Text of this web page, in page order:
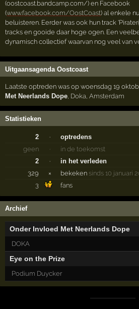
(oostcoast.bandcamp.com/) en Facebook
(www.facebook.com/OostCoast) al enkele
beluisteren. Eerder was ook hun track
tracks en gooide daar hoge ogen. Een
dynamisch collectief waarvan nog veel van
Uitgaansagenda Oostcoast
Laatste optreden was op woensdag 19
Met Neerlands Dope Doka ,Amsterdam
Statistieken
2 ·
optredens
geen
·
in de toekomst
2
·
in het verleden
329
× bekeken sinds 10 januari
3
fans
Archief
Onder Invloed Met Neerlands Dope
DOKA
Eye on the Prize
Podium Duycker